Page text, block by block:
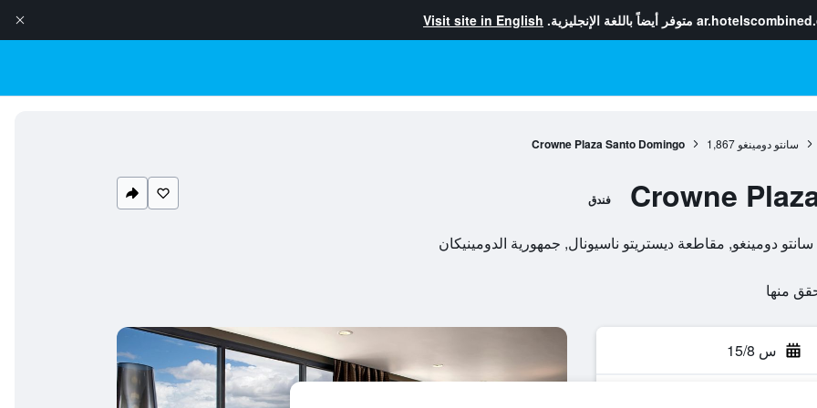
متوفر أيضاً باللغة الإنجليزية. Visit site in English
سانتو دومينغو 1,867
Crowne Plaza Santo Domingo
Crowne فندق
س 15/8